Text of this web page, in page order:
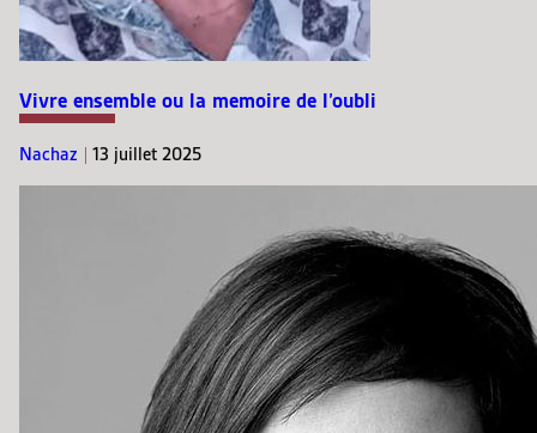
Vivre ensemble ou la memoire de l’oubli
Nachaz | 13 juillet 2025